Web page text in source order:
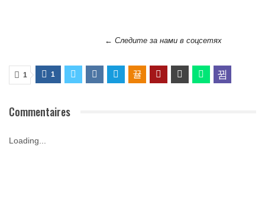
← Следите за нами в соцсетях
1 1
Commentaires
Loading...